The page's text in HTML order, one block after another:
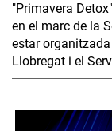
"Primavera
en el marc de la
estar
Llobregat i el